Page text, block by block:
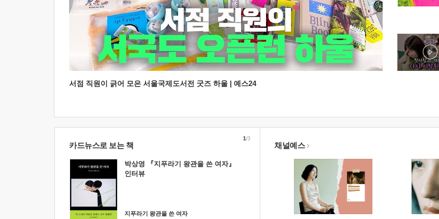
서점 직원이 긁어 모은 서울국제도서전 굿즈 하울 | 예스24
카드뉴스로 보는 책
박상영 『지푸라기 왕관을 쓴 여자』
인터뷰
지푸라기 왕관을 쓴 여자
1/3
채널예스